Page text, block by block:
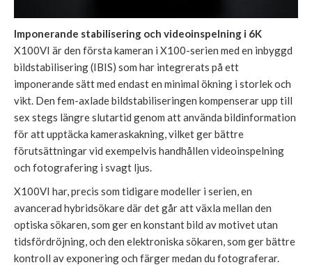
Imponerande stabilisering och videoinspelning i 6K
X100VI är den första kameran i X100-serien med en inbyggd
bildstabilisering (IBIS) som har integrerats på ett
imponerande sätt med endast en minimal ökning i storlek och
vikt. Den fem-axlade bildstabiliseringen kompenserar upp till
sex stegs längre slutartid genom att använda bildinformation
för att upptäcka kameraskakning, vilket ger bättre
förutsättningar vid exempelvis handhållen videoinspelning
och fotografering i svagt ljus.
X100VI har, precis som tidigare modeller i serien, en
avancerad hybridsökare där det går att växla mellan den
optiska sökaren, som ger en konstant bild av motivet utan
tidsfördröjning, och den elektroniska sökaren, som ger bättre
kontroll av exponering och färger medan du fotograferar.